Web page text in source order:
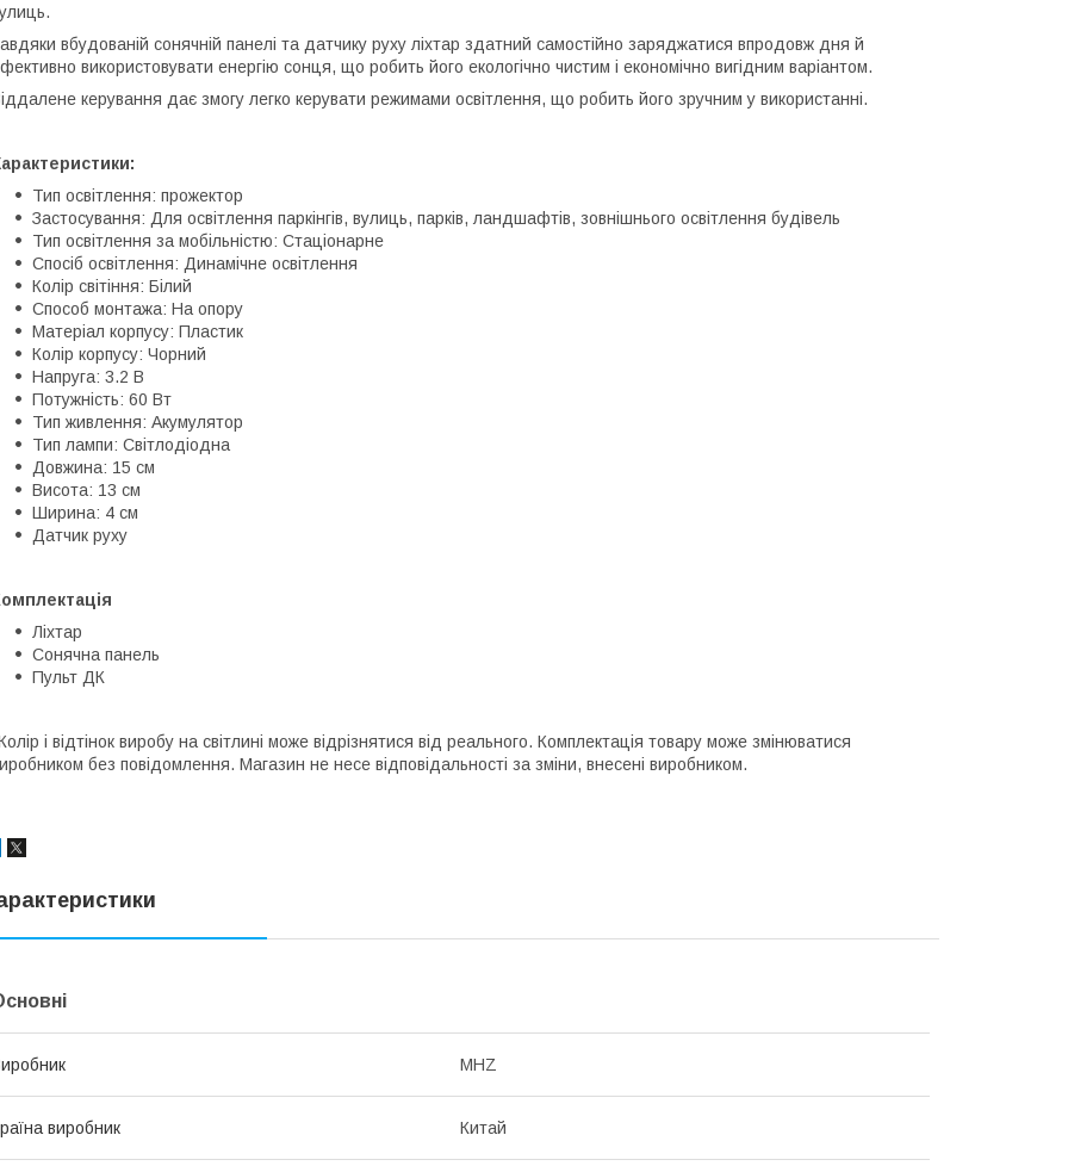
вбудованій сонячній панелі та датчику руху ліхтар здатний самостійно заряджатися впродовж дня й
використовувати енергію сонця, що робить його екологічно чистим і економічно вигідним варіантом.
керування дає змогу легко керувати режимами освітлення, що робить його зручним у використанні.
Тип освітлення: прожектор
Застосування: Для освітлення паркінгів, вулиць, парків, ландшафтів, зовнішнього освітлення будівель
Тип освітлення за мобільністю: Стаціонарне
Спосіб освітлення: Динамічне освітлення
Колір світіння: Білий
Способ монтажа: На опору
Матеріал корпусу: Пластик
Колір корпусу: Чорний
Напруга: 3.2 В
Потужність: 60 Вт
Тип живлення: Акумулятор
Тип лампи: Світлодіодна
Довжина: 15 см
Висота: 13 см
Ширина: 4 см
Датчик руху
Ліхтар
Сонячна панель
Пульт ДК
і відтінок виробу на світлині може відрізнятися від реального. Комплектація товару може змінюватися
без повідомлення. Магазин не несе відповідальності за зміни, внесені виробником.
MHZ
виробник Китай